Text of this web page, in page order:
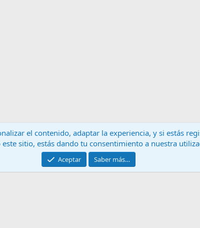
Contáctanos
Community platform by XenForo® © 2010-2024 XenForo Ltd.
el contenido, adaptar la experiencia, y si estás
sitio, estás dando tu consentimiento a nuestra
Aceptar Saber más…